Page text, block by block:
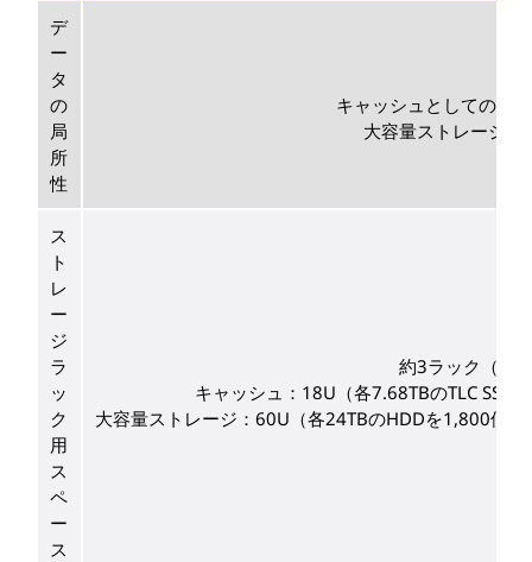
デ
ー
タ
の
局
所
性
キャッシュとしての
大容量ストレージ
ス
ト
レ
ー
ジ
ラ
ッ
ク
用
ス
ペ
ー
ス
約3ラック（
キャッシュ：18U（各7.68TBのTLC SSD
大容量ストレージ：60U（各24TBのHDDを1,800個